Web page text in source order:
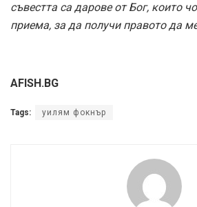
съвестта са дарове от Бог, които
приема, за да получи правото да
AFISH.BG
Tags: уилям фокнър